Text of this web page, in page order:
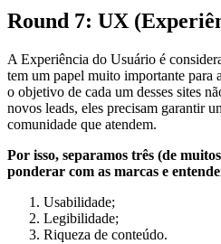
Round 7: UX
A Experiência do Usuário é
tem um papel muito importante para
o objetivo de cada um desses sites
novos leads, eles precisam garantir
comunidade que atendem.
Por isso, separamos três (de
ponderar com as marcas e
Usabilidade;
Legibilidade;
Riqueza de conteúdo.